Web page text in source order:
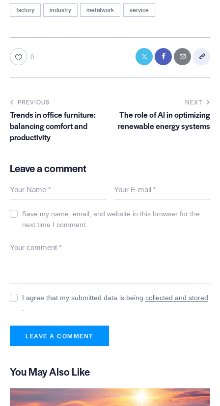
factory industry metalwork service
0
PREVIOUS
Trends in office furniture:
balancing comfort and
productivity
NEXT
The role of AI in optimizing
renewable energy systems
Leave a comment
Save my name, email, and website in this browser for the
next time I comment.
I agree that my submitted data is beingcollected and stored
You May Also Like